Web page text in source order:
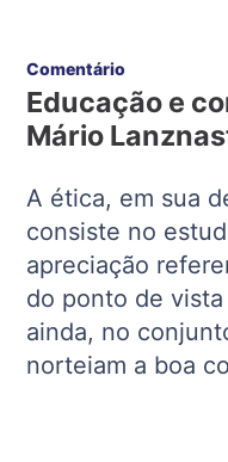
Comentário
Educação e
Mário
A ética, em sua
consiste no
apreciação
do ponto de
ainda, no
norteiam a boa